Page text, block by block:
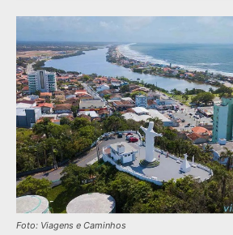
Foto: Viagens e Caminhos